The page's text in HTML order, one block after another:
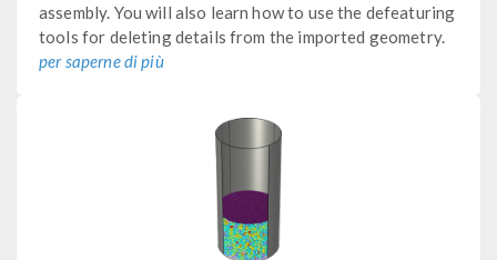
assembly. You will also learn how to use the defeaturing
tools for deleting details from the imported geometry.
per saperne di più